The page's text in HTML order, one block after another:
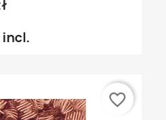
favorite_border